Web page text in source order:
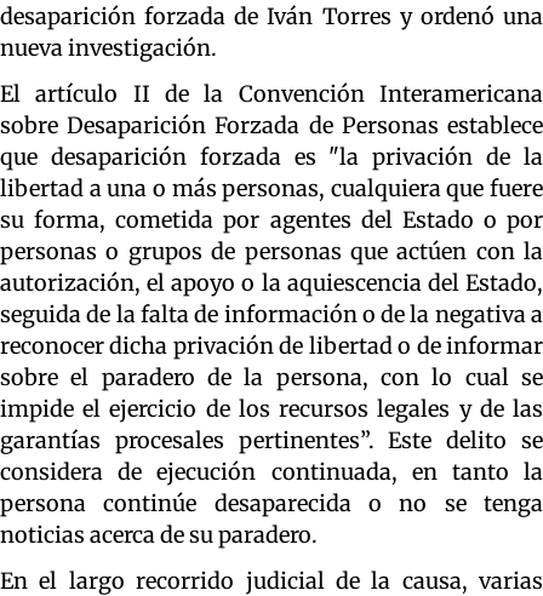
desaparición forzada de Iván Torres y ordenó una
nueva investigación.
El artículo II de la Convención Interamericana
sobre Desaparición Forzada de Personas establece
que desaparición forzada es "la privación de la
libertad a una o más personas, cualquiera que fuere
su forma, cometida por agentes del Estado o por
personas o grupos de personas que actúen con la
autorización, el apoyo o la aquiescencia del Estado,
seguida de la falta de información o de la negativa a
reconocer dicha privación de libertad o de informar
sobre el paradero de la persona, con lo cual se
impide el ejercicio de los recursos legales y de las
garantías procesales pertinentes”. Este delito se
considera de ejecución continuada, en tanto la
persona continúe desaparecida o no se tenga
noticias acerca de su paradero.
En el largo recorrido judicial de la causa, varias